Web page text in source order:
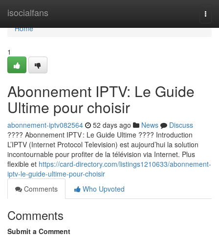
isocialfans
Home
Home
1
Abonnement IPTV: Le Guide
Ultime pour choisir
abonnement-iptv082564 52 days ago News
Discuss
???? Abonnement IPTV : Le Guide Ultime ???? Introduction
L’IPTV (Internet Protocol Television) est aujourd’hui la solution
incontournable pour profiter de la télévision via Internet. Plus
flexible et https://card-directory.com/listings1210633/abonnement-
iptv-le-guide-ultime-pour-choisir
Comments
Who Upvoted
Comments
Submit a Comment